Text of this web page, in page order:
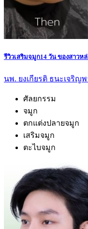
รีวิวเสริมจมูก14 วัน ของสาวห
นพ. ยงเกียรติ ธนะเจริญ
ศัลยกรรม
จมูก
ตกแต่งปลายจมูก
เสริมจมูก
ตะไบจมูก